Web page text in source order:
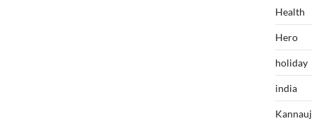
Health
Hero
holiday
india
Kannauj